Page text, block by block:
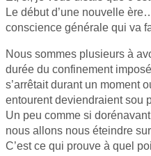
Le début d’une nouvelle
conscience générale qui va
Nous sommes plusieurs à
durée du confinement
s’arrêtait durant un moment
entourent deviendraient sou
Un peu comme si
nous allons nous éteindre
C’est ce qui prouve à quel